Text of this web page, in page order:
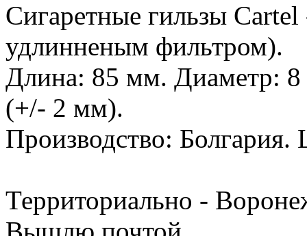
Сигаретные гильзы
удлинненым фильтром).
Длина: 85 мм. Диаметр:
(+/- 2 мм).
Производство: Болгария.
Территориально -